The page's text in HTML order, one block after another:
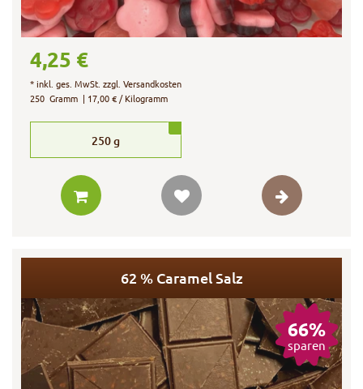
4,25 €
*inkl. ges. MwSt. zzgl.Versandkosten
250 Gramm | 17,00 € / Kilogramm
250g
62 % Caramel Salz
66%
sparen